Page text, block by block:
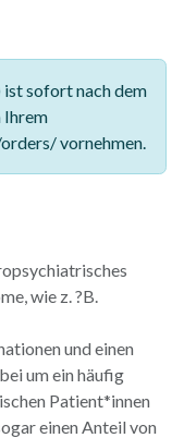
sofort nach dem
Ihrem
vornehmen.
wie z. ?B.
und einen
um ein häufig
Patient*innen
einen Anteil von